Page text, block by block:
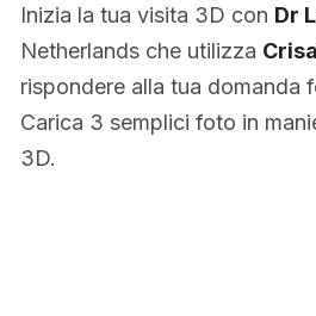
Inizia la tua visita 3D con Dr
Netherlands che utilizza
rispondere alla tua domanda
Carica 3 semplici foto in
3D.